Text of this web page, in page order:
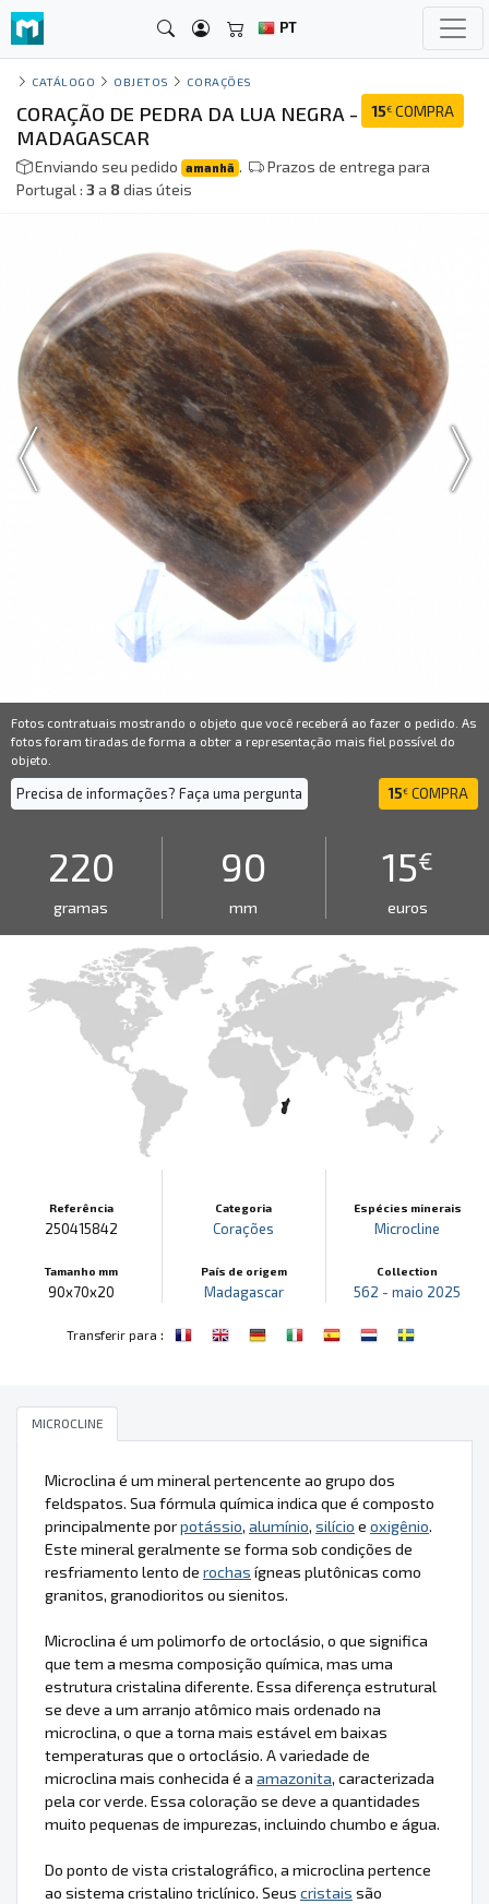
PT
CATÁLOGO OBJETOS CORAÇÕES
15€ COMPRA
CORAÇÃO DE PEDRA DA LUA NEGRA -
MADAGASCAR
Enviando seu pedido amanhã .
Prazos de entrega para
Portugal : 3a 8dias úteis
Fotos contratuais mostrando o objeto que você receberá ao fazer o pedido. As
fotos foram tiradas de forma a obter a representação mais fiel possível do
objeto.
Precisa de informações? Faça uma pergunta 15€ COMPRA
220
gramas
90
mm
15€
euros
Referência
250415842
Tamanho mm
90x70x20
Categoria
Corações
País de origem
Madagascar
Espécies minerais
Microcline
Collection
562 - maio 2025
Transferir para :
MICROCLINE
Microclina é um mineral pertencente ao grupo dos
feldspatos. Sua fórmula química indica que é composto
principalmente porpotássio, alumínio, silício e oxigênio.
Este mineral geralmente se forma sob condições de
resfriamento lento de rochas ígneas plutônicas como
granitos, granodioritos ou sienitos.
Microclina é um polimorfo de ortoclásio, o que significa
que tem a mesma composição química, mas uma
estrutura cristalina diferente. Essa diferença estrutural
se deve a um arranjo atômico mais ordenado na
microclina, o que a torna mais estável em baixas
temperaturas que o ortoclásio. A variedade de
microclina mais conhecida é a amazonita, caracterizada
pela cor verde. Essa coloração se deve a quantidades
muito pequenas de impurezas, incluindo chumbo e água.
Do ponto de vista cristalográfico, a microclina pertence
ao sistema cristalino triclínico. Seus cristais são